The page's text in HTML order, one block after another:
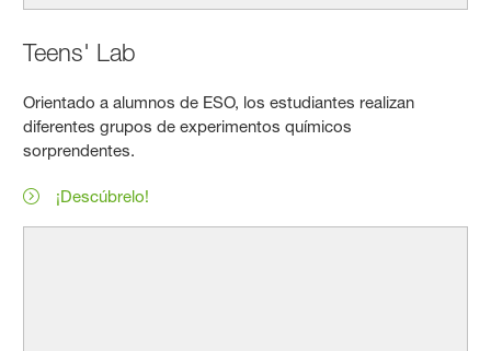
Teens' Lab
Orientado a alumnos de ESO, los estudiantes realizan
diferentes grupos de experimentos químicos
sorprendentes.
¡Descúbrelo!